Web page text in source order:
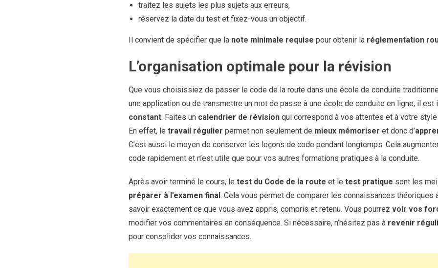
traitez les sujets les plus sujets aux erreurs,
réservez la date du test et fixez-vous un objectif.
Il convient de spécifier que la note minimale requise pour obtenir la réglementation
L’organisation optimale pour la révision
Que vous choisissiez de passer le code de la route dans une école de conduite
une application ou de transmettre un mot de passe à une école de conduite en ligne, il
constant. Faites un calendrier de révisionqui correspond à vos attentes et à votre
En effet, le travail régulier permet non seulement de mieux mémoriser et donc d’
C’est aussi le moyen de conserver les leçons de code pendant longtemps. Cela
code rapidement et n’est utile que pour vos autres formations pratiques à la conduite.
Après avoir terminé le cours, le test du Code de la route et le test pratique sont les
préparer à l’examen final . Cela vous permet de comparer les connaissances théoriques
savoir exactement ce que vous avez appris, compris et retenu. Vous pourrez voir vos
modifier vos commentaires en conséquence. Si nécessaire, n’hésitez pas à revenir
pour consolider vos connaissances.